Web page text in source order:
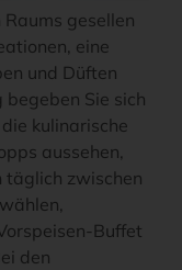
gesellen
eine
und Düften
Sie sich
kulinarische
aussehen,
täglich zwischen
Buffet
den